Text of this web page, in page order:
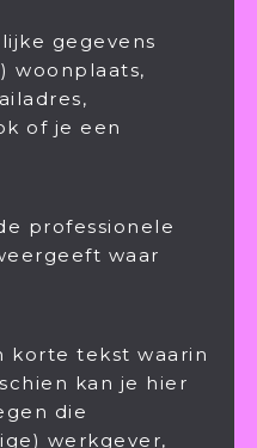
gegevens
woonplaats,
of je een
professionele
waar
korte tekst waarin
kan je hier
die
werkgever,